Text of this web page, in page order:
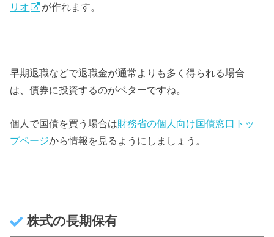
リオ
が作れます。
早期退職などで退職金が通常よりも多く得られる場合
は、債券に投資するのがベターですね。
個人で国債を買う場合は財務省の個人向け国債窓口トッ
プページから情報を見るようにしましょう。
株式の長期保有